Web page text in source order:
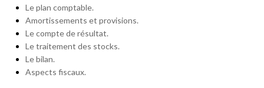
Le plan comptable.
Amortissements et provisions.
Le compte de résultat.
Le traitement des stocks.
Le bilan.
Aspects fiscaux.